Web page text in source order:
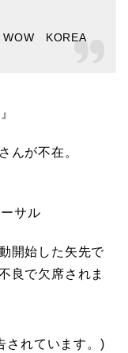
WOW KOREA
んが不在。
サル
開始した矢先で
良で欠席されま
されています。)